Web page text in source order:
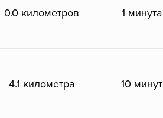
0.0 километров 1 минута
4.1 километра 10 минут